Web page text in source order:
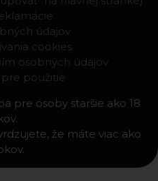
údajov
cookies
osobných údajov
použitie
pre osoby staršie ako 18
že máte viac ako